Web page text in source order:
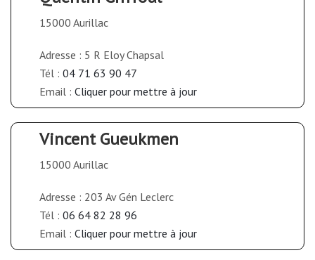
15000 Aurillac
Adresse : 5 R Eloy Chapsal
Tél : 04 71 63 90 47
Email : Cliquer pour mettre à jour
Vincent Gueukmen
15000 Aurillac
Adresse : 203 Av Gén Leclerc
Tél : 06 64 82 28 96
Email : Cliquer pour mettre à jour